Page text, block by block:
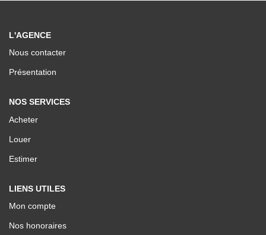
L'AGENCE
Nous contacter
Présentation
NOS SERVICES
Acheter
Louer
Estimer
LIENS UTILES
Mon compte
Nos honoraires